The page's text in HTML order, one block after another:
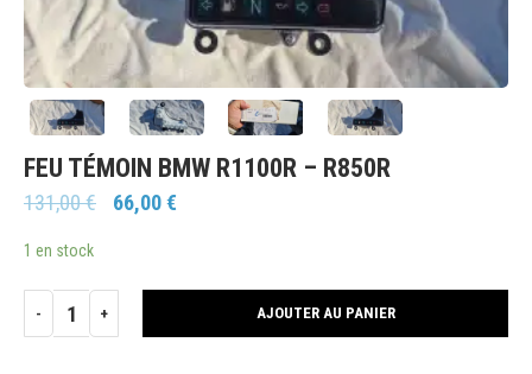
FEU TÉMOIN BMW R1100R – R850R
131,00€ 66,00€
1 en stock
AJOUTER AU PANIER